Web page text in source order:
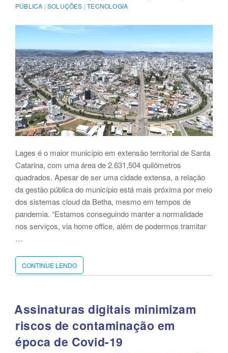
em
PÚBLICA |SOLUÇÕES |TECNOLOGIA
Lages é o maior município em extensão territorial de Santa
Catarina, com uma área de 2.631,504 quilômetros
quadrados. Apesar de ser uma cidade extensa, a relação
da gestão pública do município está mais próxima por meio
dos sistemas cloud da Betha, mesmo em tempos de
pandemia. “Estamos conseguindo manter a normalidade
nos serviços, via home office, além de podermos tramitar
…
CONTINUE LENDO
EM
CONTINUIDADE
DOS
SERVIÇOS
DE
PREFEITURAS
Assinaturas‌ ‌digitais‌ ‌minimizam‌
‌riscos‌ ‌de‌ ‌contaminação‌ ‌em‌
‌época‌ ‌de‌ ‌Covid-19‌